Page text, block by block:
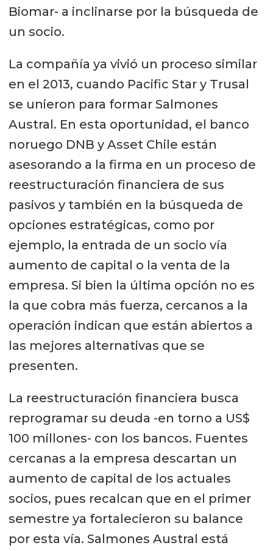
Biomar- a inclinarse por la búsqueda de
un socio.
La compañía ya vivió un proceso similar
en el 2013, cuando Pacific Star y Trusal
se unieron para formar Salmones
Austral. En esta oportunidad, el banco
noruego DNB y Asset Chile están
asesorando a la firma en un proceso de
reestructuración financiera de sus
pasivos y también en la búsqueda de
opciones estratégicas, como por
ejemplo, la entrada de un socio vía
aumento de capital o la venta de la
empresa. Si bien la última opción no es
la que cobra más fuerza, cercanos a la
operación indican que están abiertos a
las mejores alternativas que se
presenten.
La reestructuración financiera busca
reprogramar su deuda -en torno a US$
100 millones- con los bancos. Fuentes
cercanas a la empresa descartan un
aumento de capital de los actuales
socios, pues recalcan que en el primer
semestre ya fortalecieron su balance
por esta vía. Salmones Austral está